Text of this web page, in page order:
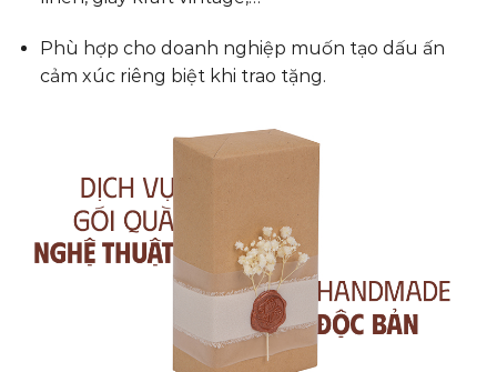
Phù hợp cho doanh nghiệp muốn tạo dấu ấn
cảm xúc riêng biệt khi trao tặng.